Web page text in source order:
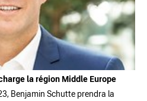
la région Middle Europe
Benjamin Schutte prendra la